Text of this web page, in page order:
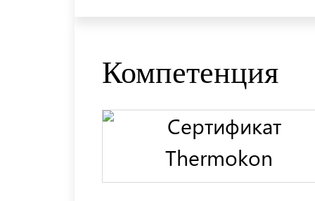
Компетенция